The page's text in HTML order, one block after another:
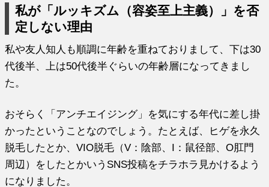
私が「ルッキズム（容姿至上主義）」を否
定しない理由
私や友人知人も順調に年齢を重ねておりまして、下は30
代後半、上は50代後半ぐらいの年齢層になってきまし
た。
おそらく「アンチエイジング」を気にする年代に差し掛
かったということなのでしょう。たとえば、ヒゲを永久
脱毛したとか、VIO脱毛（V：陰部、I：鼠径部、O肛門
周辺）をしたとかいうSNS投稿をチラホラ見かけるよう
になりました。